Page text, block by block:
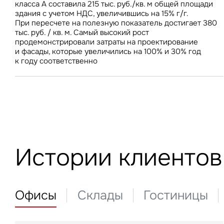
класса А составила 215 тыс. руб./кв. м общей площади
здания с учетом НДС, увеличившись на 15% г/г.
При пересчете на полезную показатель достигает 380
тыс. руб. / кв. м. Самый высокий рост
продемонстрировали затраты на проектирование
и фасады, которые увеличились на 100% и 30% год
к году соответственно
предложения на складском рынке стабилизация затрат
на строительство будет способствовать дальнейшему
снижению ставок аренды
Истории клиентов
Офисы Склады Гостиницы
Инвестиции
Склады
Исследования и новости
Инвестиции
Москва и Московская
Предложения о продаже
Это
Заполните
Москва
Алматы